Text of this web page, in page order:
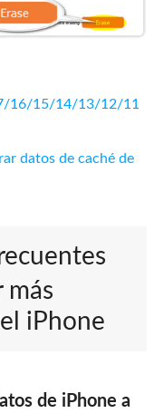
16/15/14/13/12/11
datos de caché de
más
iPhone
de iPhone a